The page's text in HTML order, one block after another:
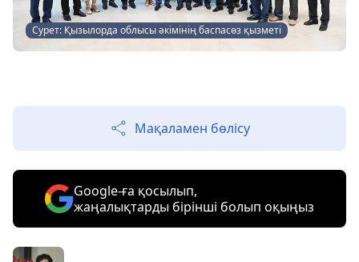
Сурет: Қызылорда облысы әкімінің баспасөз қызметі
Мақаламен бөлісу
Google-ға қосылып,
жаңалықтарды бірінші болып оқыңыз